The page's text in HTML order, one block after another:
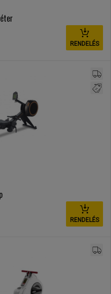
RENDELÉS
RENDELÉS